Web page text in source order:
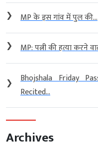
❯ MP के इस गांव में पुल की...
❯ MP: पत्नी की हत्या करने
❯
Bhojshala Friday
Recited...
Archives